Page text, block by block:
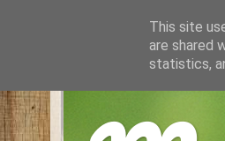
This site
are shared
statistics,